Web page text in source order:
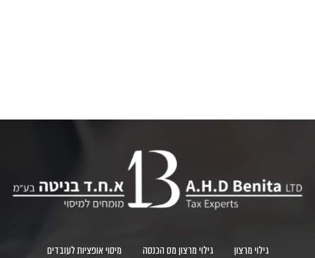
גילוי מרצון גילוי מרצון מס הכנסה מיסוי אופציות לעובדים